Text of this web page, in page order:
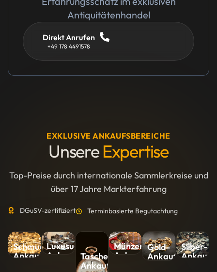
Antiquitätenhandel
Direkt Anrufen
+49 178 4491578
EXKLUSIVE ANKAUFSBEREICHE
UnsereExpertise
Top-Preise durch internationale Sammlerkreise und
über 17 Jahre Markterfahrung
DGuSV-zertifiziert Terminbasierte Begutachtung
Schmuck-
Ankauf
Luxusuhren-
Ankauf
Taschenuhren-
Ankauf
Münzen-
Ankauf
Gold-
Ankauf
Silber-
Ankauf